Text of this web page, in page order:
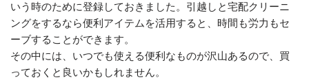
いう時のために登録しておきました。引越しと宅配クリーニ
ングをするなら便利アイテムを活用すると、時間も労力もセ
ーブすることができます。
その中には、いつでも使える便利なものが沢山あるので、買
っておくと良いかもしれません。